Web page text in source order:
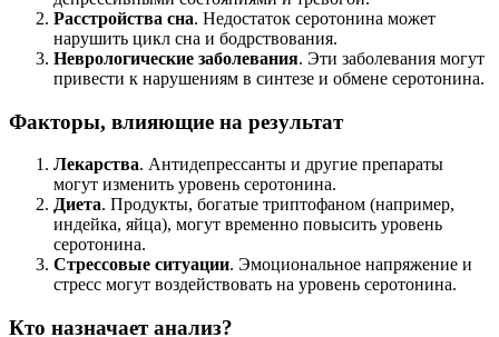
Расстройства сна. Недостаток серотонина может
нарушить цикл сна и бодрствования.
Неврологические заболевания. Эти заболевания могут
привести к нарушениям в синтезе и обмене серотонина.
Факторы, влияющие на результат
Лекарства. Антидепрессанты и другие препараты
могут изменить уровень серотонина.
Диета. Продукты, богатые триптофаном (например,
индейка, яйца), могут временно повысить уровень
серотонина.
Стрессовые ситуации. Эмоциональное напряжение и
стресс могут воздействовать на уровень серотонина.
Кто назначает анализ?